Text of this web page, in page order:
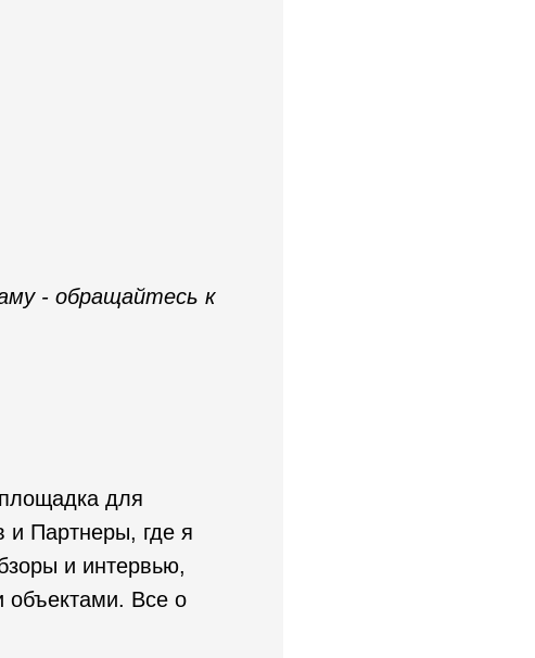
- обращайтесь к
для
Партнеры, где я
и интервью,
объектами. Все о